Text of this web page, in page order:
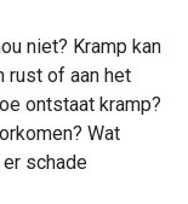
niet? Kramp kan
rust of aan het
oe ontstaat kramp?
Wat
schade